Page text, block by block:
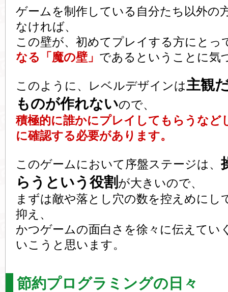
ゲームを制作している自分たち以外の
なければ、
この壁が、初めてプレイする方にとっ
なる「魔の壁」 であるということに気
このように、レベルデザインは主観
ものが作れないので、
積極的に誰かにプレイしてもらうなど
に確認する必要があります。
このゲームにおいて序盤ステージは、
らうという役割 が大きいので、
まずは敵や落とし穴の数を控えめにし
抑え、
かつゲームの面白さを徐々に伝えてい
いこうと思います。
節約プログラミングの日々